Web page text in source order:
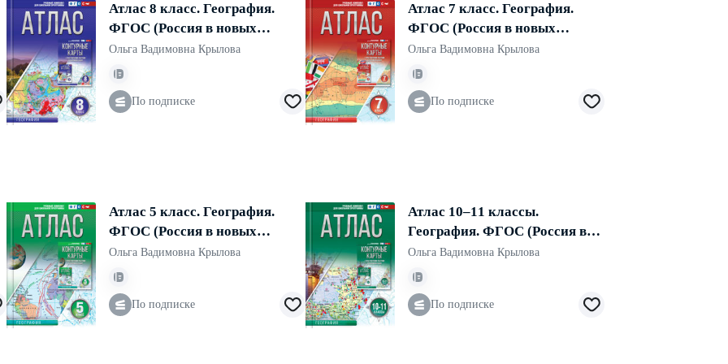
Атлас 8 класс. География.
ФГОС (Россия в новых
границах)
Ольга Вадимовна Крылова
По подписке
Атлас 7 класс. География.
ФГОС (Россия в новых
границах)
Ольга Вадимовна Крылова
По подписке
Атлас 5 класс. География.
ФГОС (Россия в новых
границах)
Ольга Вадимовна Крылова
По подписке
Атлас 10–11 классы.
География. ФГОС (Россия в
новых границах)
Ольга Вадимовна Крылова
По подписке